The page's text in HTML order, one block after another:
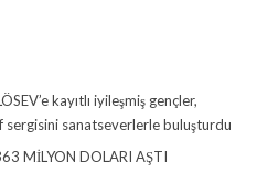
kayıtlı iyileşmiş gençler,
sergisini sanatseverlerle buluşturdu
MİLYON DOLARI AŞTI